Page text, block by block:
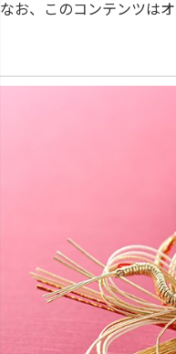
なお、このコンテンツは